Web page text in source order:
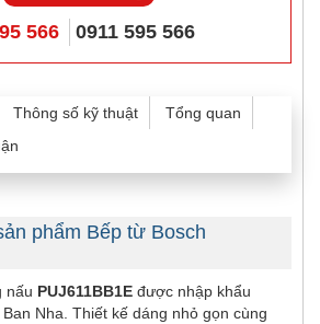
566 0911 595 566
Thông số kỹ thuật
Tổng quan
phẩm Bếp từ Bosch
nấu PUJ611BB1E được nhập khẩu
Nha. Thiết kế dáng nhỏ gọn cùng